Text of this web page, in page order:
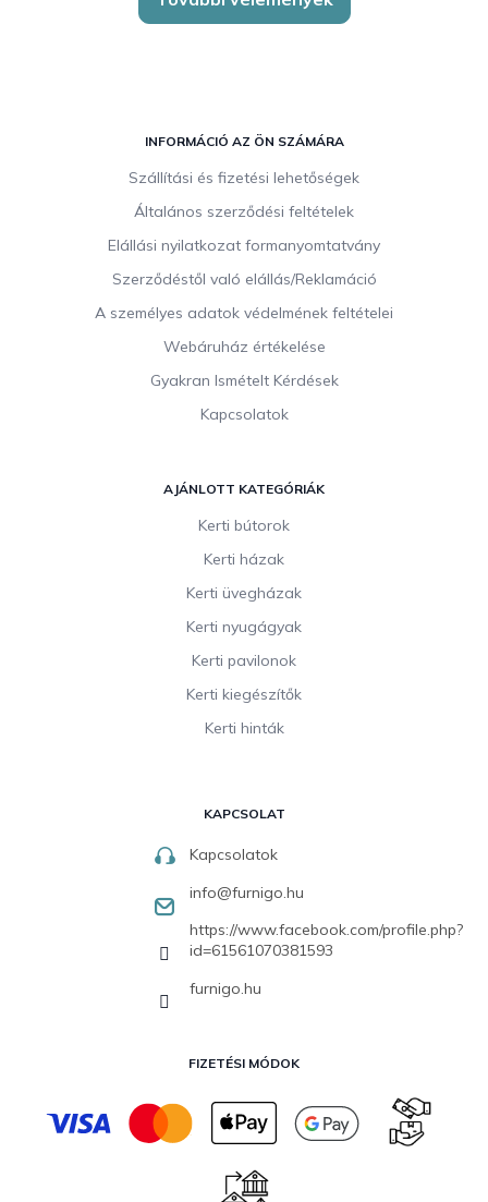
INFORMÁCIÓ AZ ÖN SZÁMÁRA
Szállítási és fizetési lehetőségek
Általános szerződési feltételek
Elállási nyilatkozat formanyomtatvány
Szerződéstől való elállás/Reklamáció
A személyes adatok védelmének feltételei
Webáruház értékelése
Gyakran Ismételt Kérdések
Kapcsolatok
AJÁNLOTT KATEGÓRIÁK
Kerti bútorok
Kerti házak
Kerti üvegházak
Kerti nyugágyak
Kerti pavilonok
Kerti kiegészítők
Kerti hinták
KAPCSOLAT
Kapcsolatok
info@furnigo.hu
https://www.facebook.com/profile.php?
id=61561070381593
furnigo.hu
FIZETÉSI MÓDOK